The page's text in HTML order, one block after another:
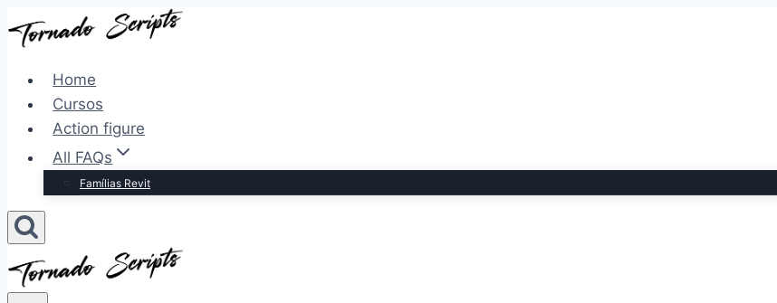
Pular
para
Conteúdo
Home
Cursos
Action figure
All FAQs
Famílias Revit